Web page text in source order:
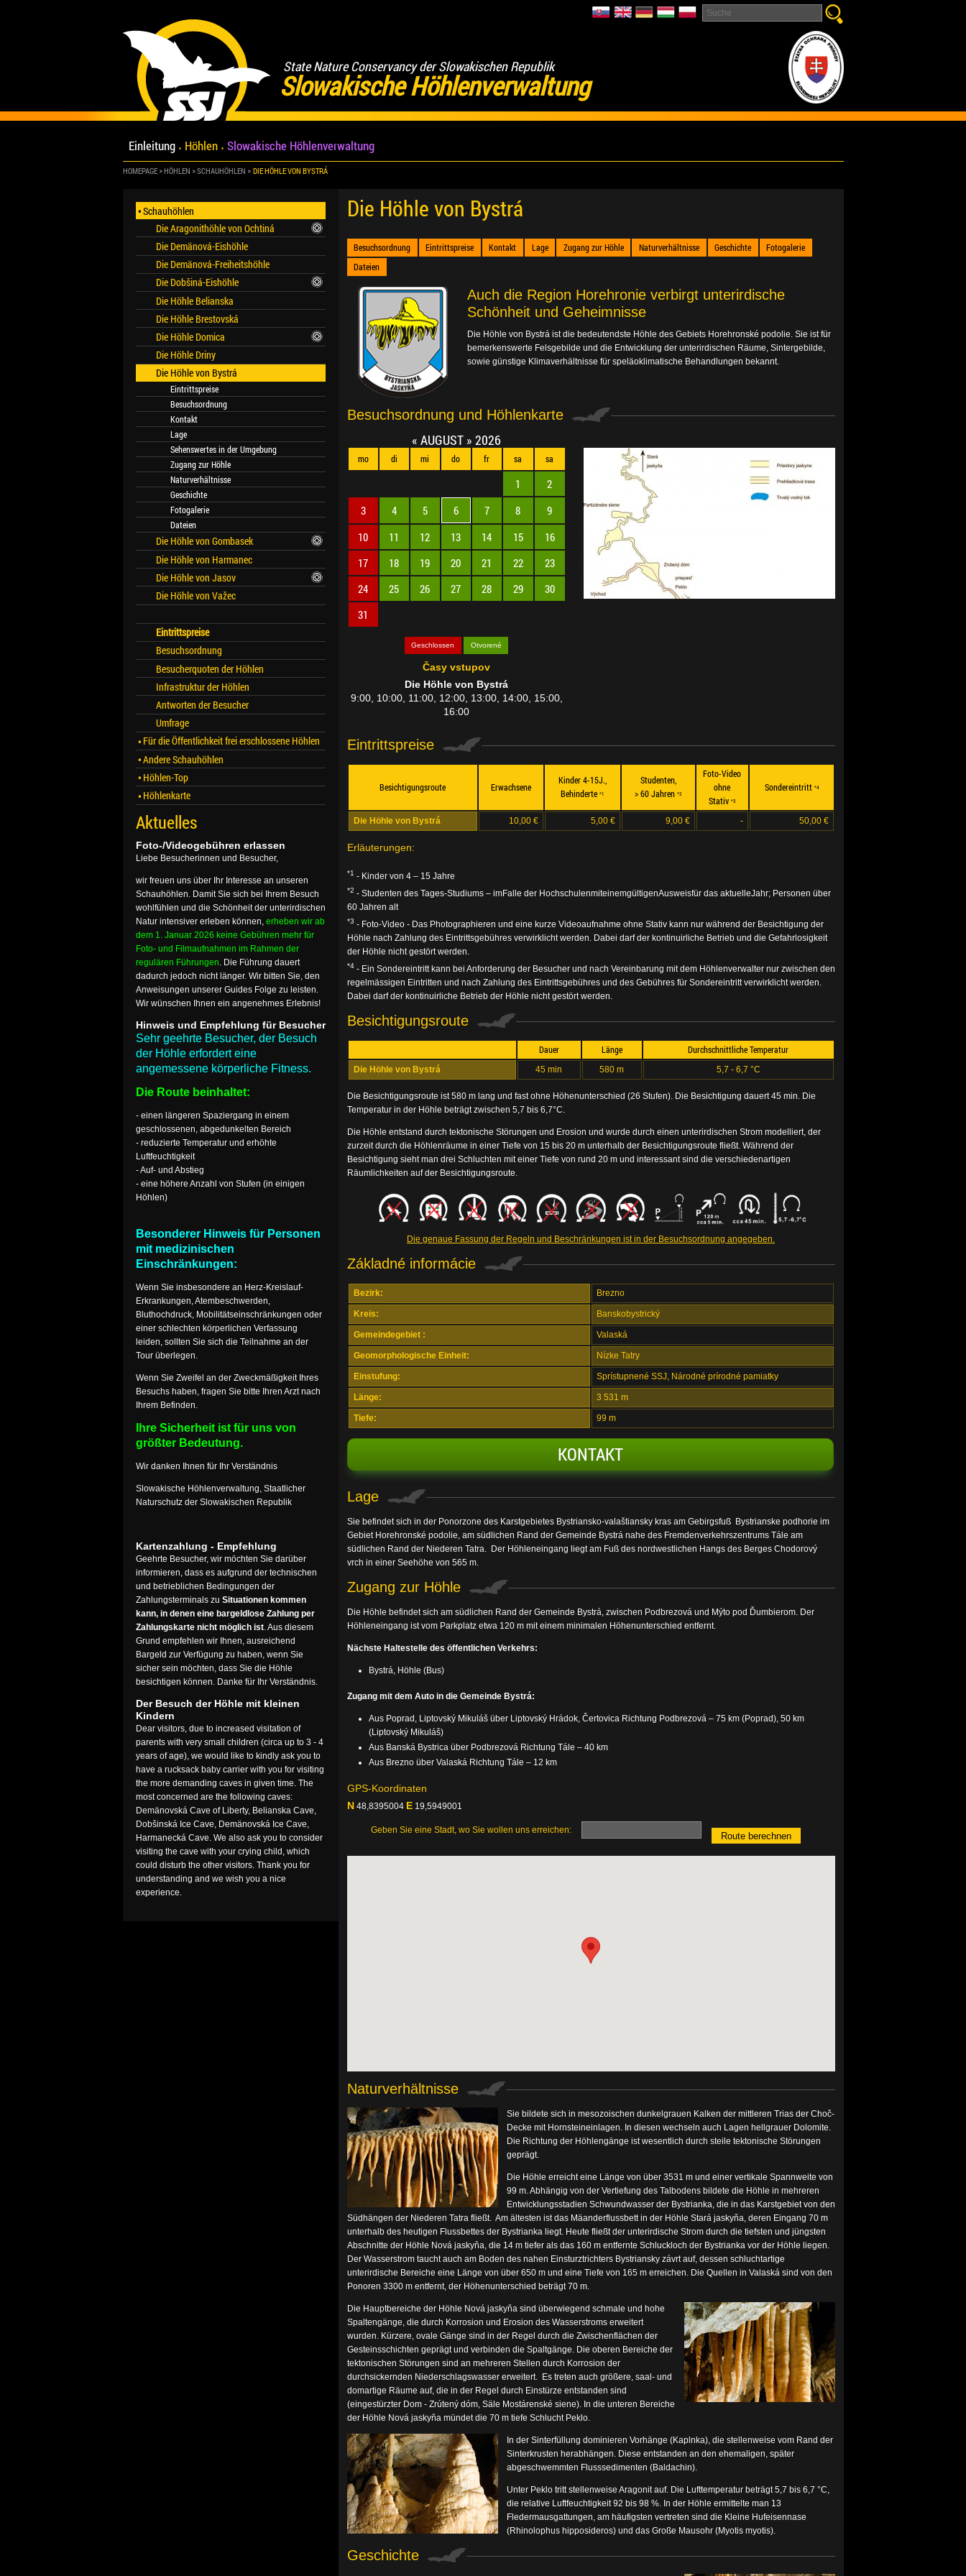
State Nature Conservancy der Slowakischen Republik
Slowakische Höhlenverwaltung
Einleitung Höhlen Slowakische Höhlenverwaltung
HOMEPAGE HÖHLEN SCHAUHÖHLEN DIE HÖHLE VON BYSTRÁ
Die Höhle von Bystrá
Besuchsordnung Eintrittspreise Kontakt Lage Zugang zur Höhle Naturverhältnisse Geschichte
Fotogalerie
Dateien
Auch die Region Horehronie verbirgt unterirdische
Schönheit und Geheimnisse
Die Höhle von Bystrá ist die bedeutendste Höhle des Gebiets Horehronské podolie. Sie ist für
bemerkenswerte Felsgebilde und die Entwicklung der unterirdischen Räume, Sintergebilde,
sowie günstige Klimaverhältnisse für speläoklimatische Behandlungen bekannt.
Besuchsordnung und Höhlenkarte
« AUGUST » 2026
mo di mi do fr sa sa
1
2
3
4 5 6 7 8
9
10
11 12 13 14 15
16
17
18 19 20 21 22
23
24
25 26 27 28 29
30
31
Geschlossen Otvorené
Časy vstupov
Die Höhle von Bystrá
9:00, 10:00, 11:00, 12:00, 13:00, 14:00, 15:00,
16:00
Eintrittspreise
Besichtigungsroute Erwachsene
Kinder 4-15J.,
Behinderte *1
Studenten,
> 60 Jahren *2
Foto-Video
ohne
Stativ *3
Sondereintritt *4
Die Höhle von Bystrá 10,00 € 5,00 € 9,00 € - 50,00 €
Erläuterungen:
*1 - Kinder von 4 – 15 Jahre
*2 - Studenten des Tages-Studiums – imFalle der HochschulenmiteinemgültigenAusweisfür das aktuelleJahr; Personen über
60 Jahren alt
*3 - Foto-Video - Das Photographieren und eine kurze Videoaufnahme ohne Stativ kann nur während der Besichtigung der
Höhle nach Zahlung des Eintrittsgebühres verwirklicht werden. Dabei darf der kontinuirliche Betrieb und die Gefahrlosigkeit
der Höhle nicht gestört werden.
*4- Ein Sondereintritt kann bei Anforderung der Besucher und nach Vereinbarung mit dem Höhlenverwalter nur zwischen den
regelmässigen Eintritten und nach Zahlung des Eintrittsgebühres und des Gebühres für Sondereintritt verwirklicht werden.
Dabei darf der kontinuirliche Betrieb der Höhle nicht gestört werden.
Besichtigungsroute
Dauer Länge Durchschnittliche Temperatur
Die Höhle von Bystrá 45 min 580 m 5,7 - 6,7 °C
Die Besichtigungsroute ist 580 m lang und fast ohne Höhenunterschied (26 Stufen). Die Besichtigung dauert 45 min. Die
Temperatur in der Höhle beträgt zwischen 5,7 bis 6,7°C.
Die Höhle entstand durch tektonische Störungen und Erosion und wurde durch einen unterirdischen Strom modelliert, der
zurzeit durch die Höhlenräume in einer Tiefe von 15 bis 20 m unterhalb der Besichtigungsroute fließt. Während der
Besichtigung sieht man drei Schluchten mit einer Tiefe von rund 20 m und interessant sind die verschiedenartigen
Räumlichkeiten auf der Besichtigungsroute.
Die genaue Fassung der Regeln und Beschränkungen ist in der Besuchsordnung angegeben.
Základné informácie
Bezirk: Brezno
Kreis: Banskobystrický
Gemeindegebiet : Valaská
Geomorphologische Einheit: Nízke Tatry
Einstufung: Sprístupnené SSJ, Národné prírodné pamiatky
Länge: 3 531 m
Tiefe: 99 m
KONTAKT
Lage
Sie befindet sich in der Ponorzone des Karstgebietes Bystriansko-valaštiansky kras am Gebirgsfuß Bystrianske podhorie im
Gebiet Horehronské podolie, am südlichen Rand der Gemeinde Bystrá nahe des Fremdenverkehrszentrums Tále am
südlichen Rand der Niederen Tatra. Der Höhleneingang liegt am Fuß des nordwestlichen Hangs des Berges Chodorový
vrch in einer Seehöhe von 565 m.
Zugang zur Höhle
Die Höhle befindet sich am südlichen Rand der Gemeinde Bystrá, zwischen Podbrezová und Mýto pod Ďumbierom. Der
Höhleneingang ist vom Parkplatz etwa 120 m mit einem minimalen Höhenunterschied entfernt.
Nächste Haltestelle des öffentlichen Verkehrs:
Bystrá, Höhle (Bus)
Zugang mit dem Auto in die Gemeinde Bystrá:
Aus Poprad, Liptovský Mikuláš über Liptovský Hrádok, Čertovica Richtung Podbrezová – 75 km (Poprad), 50 km
(Liptovský Mikuláš)
Aus Banská Bystrica über Podbrezová Richtung Tále – 40 km
Aus Brezno über Valaská Richtung Tále – 12 km
GPS-Koordinaten
N 48,8395004 E19,5949001
Geben Sie eine Stadt, wo Sie wollen uns erreichen:
Naturverhältnisse
Sie bildete sich in mesozoischen dunkelgrauen Kalken der mittleren Trias der Choč-
Decke mit Hornsteineinlagen. In diesen wechseln auch Lagen hellgrauer Dolomite.
Die Richtung der Höhlengänge ist wesentlich durch steile tektonische Störungen
geprägt.
Die Höhle erreicht eine Länge von über 3531 m und einer vertikale Spannweite von
99 m. Abhängig von der Vertiefung des Talbodens bildete die Höhle in mehreren
Entwicklungsstadien Schwundwasser der Bystrianka, die in das Karstgebiet von den
Südhängen der Niederen Tatra fließt. Am ältesten ist das Mäanderflussbett in der Höhle Stará jaskyňa, deren Eingang 70 m
unterhalb des heutigen Flussbettes der Bystrianka liegt. Heute fließt der unterirdische Strom durch die tiefsten und jüngsten
Abschnitte der Höhle Nová jaskyňa, die 14 m tiefer als das 160 m entfernte Schluckloch der Bystrianka vor der Höhle liegen.
Der Wasserstrom taucht auch am Boden des nahen Einsturztrichters Bystriansky závrt auf, dessen schluchtartige
unterirdische Bereiche eine Länge von über 650 m und eine Tiefe von 165 m erreichen. Die Quellen in Valaská sind von den
Ponoren 3300 m entfernt, der Höhenunterschied beträgt 70 m.
Die Hauptbereiche der Höhle Nová jaskyňa sind überwiegend schmale und hohe
Spaltengänge, die durch Korrosion und Erosion des Wasserstroms erweitert
wurden. Kürzere, ovale Gänge sind in der Regel durch die Zwischenflächen der
Gesteinsschichten geprägt und verbinden die Spaltgänge. Die oberen Bereiche der
tektonischen Störungen sind an mehreren Stellen durch Korrosion der
durchsickernden Niederschlagswasser erweitert. Es treten auch größere, saal- und
domartige Räume auf, die in der Regel durch Einstürze entstanden sind
(eingestürzter Dom - Zrútený dóm, Säle Mostárenské siene). In die unteren Bereiche
der Höhle Nová jaskyňa mündet die 70 m tiefe Schlucht Peklo.
In der Sinterfüllung dominieren Vorhänge (Kaplnka), die stellenweise vom Rand der
Sinterkrusten herabhängen. Diese entstanden an den ehemaligen, später
abgeschwemmten Flusssedimenten (Baldachin).
Unter Peklo tritt stellenweise Aragonit auf. Die Lufttemperatur beträgt 5,7 bis 6,7 °C,
die relative Luftfeuchtigkeit 92 bis 98 %. In der Höhle ermittelte man 13
Fledermausgattungen, am häufigsten vertreten sind die Kleine Hufeisennase
(Rhinolophus hipposideros) und das Große Mausohr (Myotis myotis).
Geschichte
Schauhöhlen
Die Aragonithöhle von Ochtiná
Die Demänová-Eishöhle
Die Demänová-Freiheitshöhle
Die Dobšiná-Eishöhle
Die Höhle Belianska
Die Höhle Brestovská
Die Höhle Domica
Die Höhle Driny
Die Höhle von Bystrá
Eintrittspreise
Besuchsordnung
Kontakt
Lage
Sehenswertes in der Umgebung
Zugang zur Höhle
Naturverhältnisse
Geschichte
Fotogalerie
Dateien
Die Höhle von Gombasek
Die Höhle von Harmanec
Die Höhle von Jasov
Die Höhle von Važec
Eintrittspreise
Besuchsordnung
Besucherquoten der Höhlen
Infrastruktur der Höhlen
Antworten der Besucher
Umfrage
Für die Öffentlichkeit frei erschlossene Höhlen
Andere Schauhöhlen
Höhlen-Top
Höhlenkarte
Aktuelles
Foto-/Videogebühren erlassen
Liebe Besucherinnen und Besucher,
wir freuen uns über Ihr Interesse an unseren
Schauhöhlen. Damit Sie sich bei Ihrem Besuch
wohlfühlen und die Schönheit der unterirdischen
Natur intensiver erleben können, erheben wir ab
dem 1. Januar 2026 keine Gebühren mehr für
Foto- und Filmaufnahmen im Rahmen der
regulären Führungen . Die Führung dauert
dadurch jedoch nicht länger. Wir bitten Sie, den
Anweisungen unserer Guides Folge zu leisten.
Wir wünschen Ihnen ein angenehmes Erlebnis!
Hinweis und Empfehlung für Besucher
Sehr geehrte Besucher, der Besuch
der Höhle erfordert eine
angemessene körperliche Fitness.
Die Route beinhaltet:
- einen längeren Spaziergang in einem
geschlossenen, abgedunkelten Bereich
- reduzierte Temperatur und erhöhte
Luftfeuchtigkeit
- Auf- und Abstieg
- eine höhere Anzahl von Stufen (in einigen
Höhlen)
Besonderer Hinweis für Personen
mit medizinischen
Einschränkungen:
Wenn Sie insbesondere an Herz-Kreislauf-
Erkrankungen, Atembeschwerden,
Bluthochdruck, Mobilitätseinschränkungen oder
einer schlechten körperlichen Verfassung
leiden, sollten Sie sich die Teilnahme an der
Tour überlegen.
Wenn Sie Zweifel an der Zweckmäßigkeit Ihres
Besuchs haben, fragen Sie bitte Ihren Arzt nach
Ihrem Befinden.
Ihre Sicherheit ist für uns von
größter Bedeutung.
Wir danken Ihnen für Ihr Verständnis
Slowakische Höhlenverwaltung, Staatlicher
Naturschutz der Slowakischen Republik
Kartenzahlung - Empfehlung
Geehrte Besucher, wir möchten Sie darüber
informieren, dass es aufgrund der technischen
und betrieblichen Bedingungen der
Zahlungsterminals zu Situationen kommen
kann, in denen eine bargeldlose Zahlung per
Zahlungskarte nicht möglich ist. Aus diesem
Grund empfehlen wir Ihnen, ausreichend
Bargeld zur Verfügung zu haben, wenn Sie
sicher sein möchten, dass Sie die Höhle
besichtigen können. Danke für Ihr Verständnis.
Der Besuch der Höhle mit kleinen
Kindern
Dear visitors, due to increased visitation of
parents with very small children (circa up to 3 - 4
years of age), we would like to kindly ask you to
have a rucksack baby carrier with you for visiting
the more demanding caves in given time. The
most concerned are the following caves:
Demänovská Cave of Liberty, Belianska Cave,
Dobšinská Ice Cave, Demänovská Ice Cave,
Harmanecká Cave. We also ask you to consider
visiting the cave with your crying child, which
could disturb the other visitors. Thank you for
understanding and we wish you a nice
experience.